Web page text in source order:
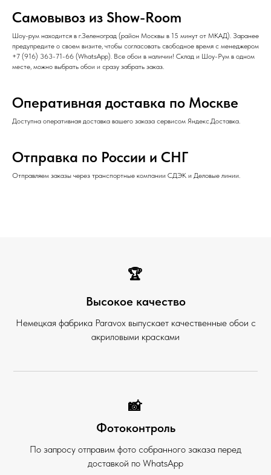
Самовывоз из Show-Room
Шоу-рум находится в г.Зеленоград (район Москвы в 15 минут от МКАД). Заранее
предупредите о своем визите, чтобы согласовать свободное время с менеджером
+7 (916) 363-71-66 (WhatsApp). Все обои в наличии! Склад и Шоу-Рум в одном
месте, можно выбрать обои и сразу забрать заказ.
Оперативная доставка по Москве
Доступна оперативная доставка вашего заказа сервисом Яндекс.Доставка.
Отправка по России и СНГ
Отправляем заказы через транспортные компании СДЭК и Деловые линии.
🏆
Высокое качество
Немецкая фабрика Paravox выпускает качественные обои с
акриловыми красками
📸
Фотоконтроль
По запросу отправим фото собранного заказа перед
доставкой по WhatsApp